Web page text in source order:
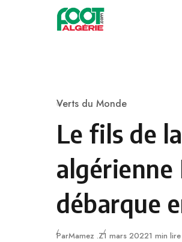
Skip to content
Category
Verts du Monde
Le fils de
algérienne
débarque
ParMamez .ZPublié
1 mars 20221 min lire